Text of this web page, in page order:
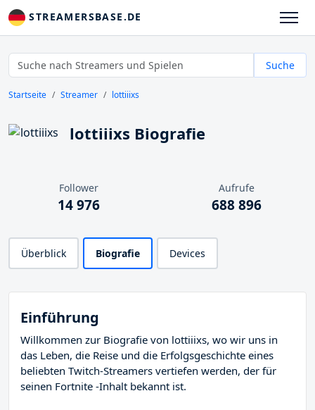
STREAMERSBASE.DE
Suche
Startseite Streamer lottiiixs
lottiiixs Biografie
Follower
14 976
Aufrufe
688 896
Überblick Biografie Devices
Einführung
Willkommen zur Biografie von lottiiixs, wo wir uns in
das Leben, die Reise und die Erfolgsgeschichte eines
beliebten Twitch-Streamers vertiefen werden, der für
seinen Fortnite -Inhalt bekannt ist.